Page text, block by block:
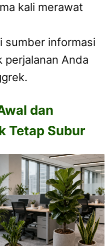
kali merawat
sumber informasi
perjalanan Anda
dan
Tetap Subur